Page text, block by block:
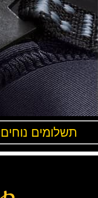
תשלומים